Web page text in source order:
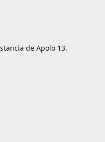
de Apolo 13.